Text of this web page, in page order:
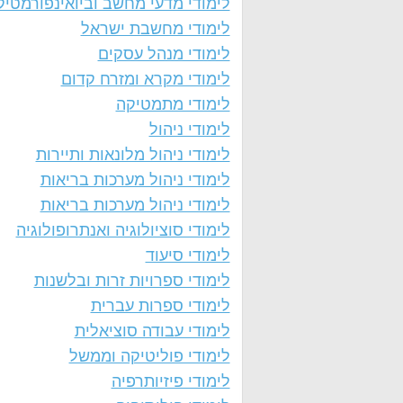
לימודי מדעי מחשב
לימודי מחשבת ישראל
לימודי מנהל עסקים
לימודי מקרא ומזרח קדום
לימודי מתמטיקה
לימודי ניהול
לימודי ניהול מלונאות ותיירות
לימודי ניהול מערכות בריאות
לימודי ניהול מערכות בריאות
לימודי סוציולוגיה ואנתרופולוגיה
לימודי סיעוד
לימודי ספרויות זרות ובלשנות
לימודי ספרות עברית
לימודי עבודה סוציאלית
לימודי פוליטיקה וממשל
לימודי פיזיותרפיה